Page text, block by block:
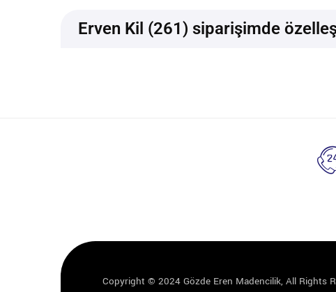
Erven Kil (261) siparişimde
Copyright © 2024 Gözde Eren Madencilik, All Rights